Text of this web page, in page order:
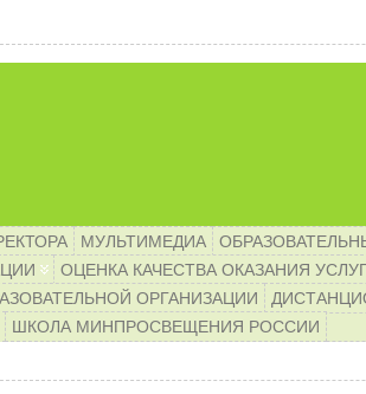
МУЛЬТИМЕДИА
ОЦЕНКА КАЧЕСТВА ОКАЗАНИЯ
ОРГАНИЗАЦИИ
ШКОЛА МИНПРОСВЕЩЕНИЯ РОССИИ